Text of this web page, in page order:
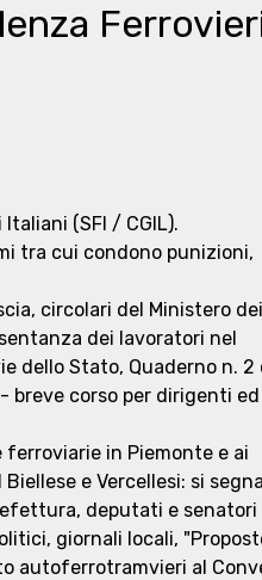
(SFI / CGIL).
tra cui condono punizioni,
circolari del Ministero dei
dei lavoratori nel
dello Stato, Quaderno n. 2
breve corso per dirigenti ed
in Piemonte e ai
e Vercellesi: si
deputati e senatori
giornali locali,
autoferrotramvieri al